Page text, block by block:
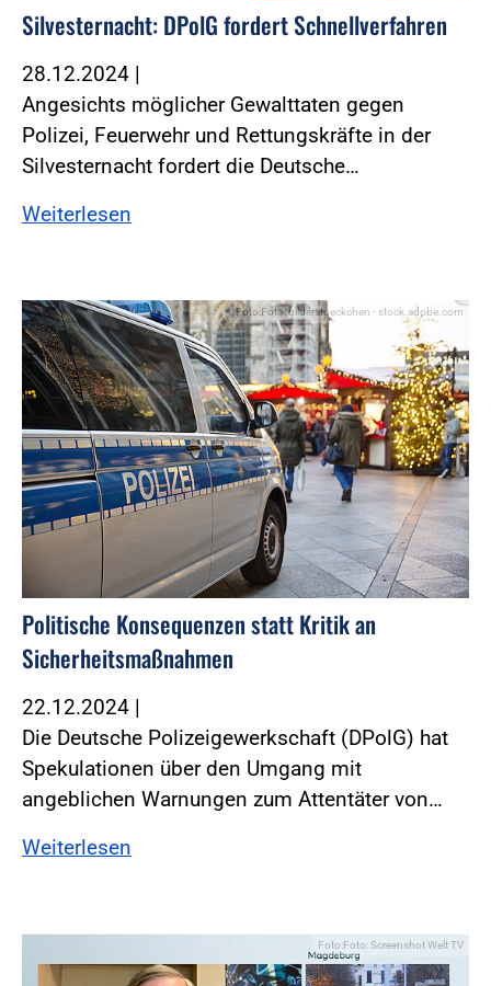
Silvesternacht: DPolG fordert Schnellverfahren
28.12.2024 |
Angesichts möglicher Gewalttaten gegen
Polizei, Feuerwehr und Rettungskräfte in der
Silvesternacht fordert die Deutsche…
Weiterlesen
Foto:Foto: bilderstoeckchen - stock.adobe.com
Politische Konsequenzen statt Kritik an
Sicherheitsmaßnahmen
22.12.2024 |
Die Deutsche Polizeigewerkschaft (DPolG) hat
Spekulationen über den Umgang mit
angeblichen Warnungen zum Attentäter von…
Weiterlesen
Foto:Foto: Screenshot Welt TV